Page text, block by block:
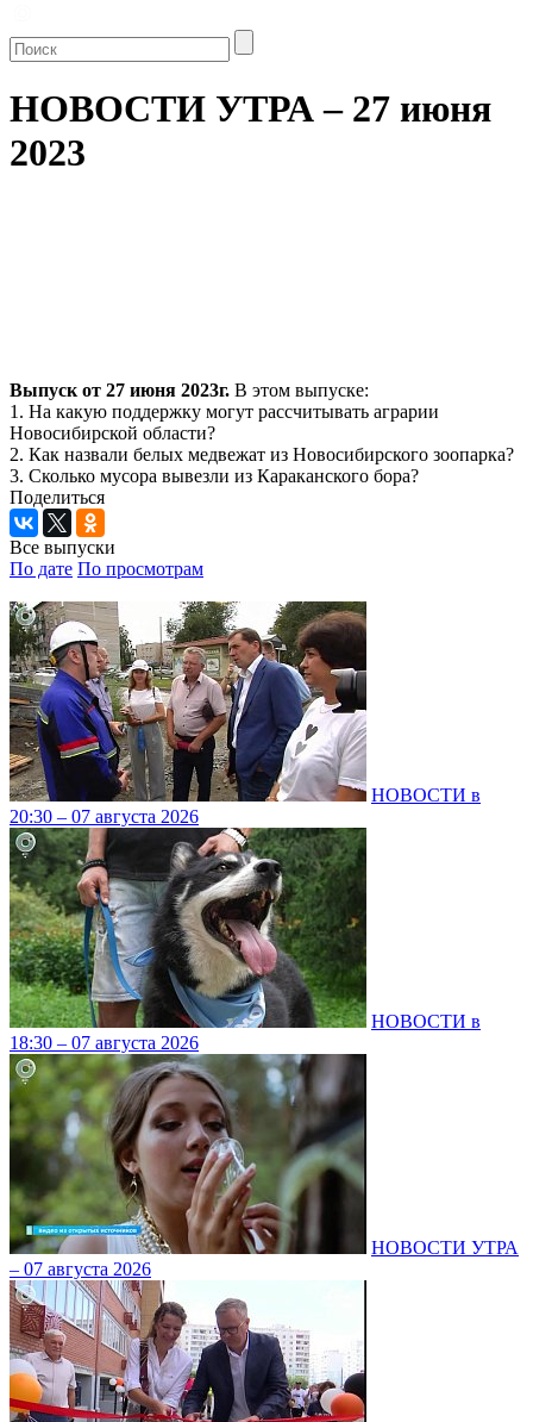
НОВОСТИ УТРА – 27 июня
2023
Выпуск от 27 июня 2023г. В этом выпуске:
1. На какую поддержку могут рассчитывать аграрии
Новосибирской области?
2. Как назвали белых медвежат из Новосибирского зоопарка?
3. Сколько мусора вывезли из Караканского бора?
Поделиться
Все выпуски
По дате По просмотрам
НОВОСТИ в
20:30 – 07 августа 2026
НОВОСТИ в
18:30 – 07 августа 2026
НОВОСТИ УТРА
– 07 августа 2026